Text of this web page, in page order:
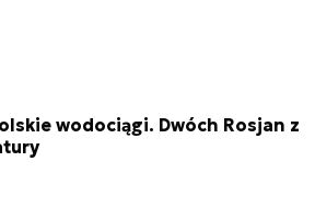
wodociągi. Dwóch Rosjan z